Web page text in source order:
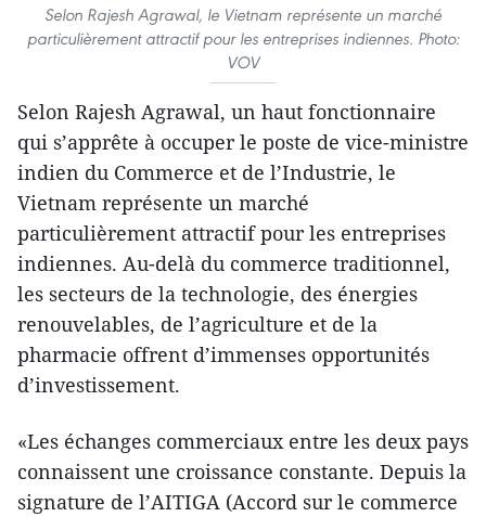
Selon Rajesh Agrawal, le Vietnam représente un marché
particulièrement attractif pour les entreprises indiennes. Photo:
VOV
Selon Rajesh Agrawal, un haut fonctionnaire
qui s’apprête à occuper le poste de vice-ministre
indien du Commerce et de l’Industrie, le
Vietnam représente un marché
particulièrement attractif pour les entreprises
indiennes. Au-delà du commerce traditionnel,
les secteurs de la technologie, des énergies
renouvelables, de l’agriculture et de la
pharmacie offrent d’immenses opportunités
d’investissement.
«Les échanges commerciaux entre les deux pays
connaissent une croissance constante. Depuis la
signature de l’AITIGA (Accord sur le commerce